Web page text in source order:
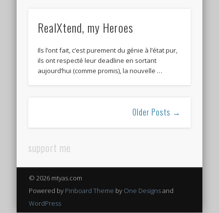
RealXtend, my Heroes
Ils l’ont fait, c’est purement du génie à l’état pur,
ils ont respecté leur deadline en sortant
aujourd’hui (comme promis), la nouvelle …
Older Posts →
support me
© 2026 mtyas.com
Powered by Pinboard Theme by One Designsand
WordPress